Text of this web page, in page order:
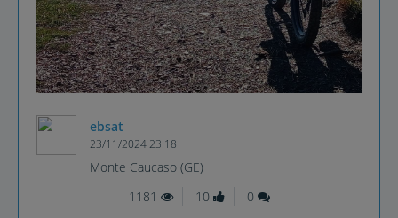
ebsat
23/11/2024 23:18
Monte Caucaso (GE)
1181
10 0